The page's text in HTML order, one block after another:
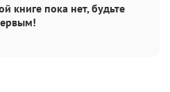
книге пока нет, будьте